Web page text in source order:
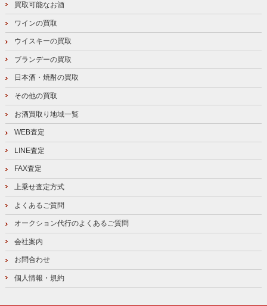
買取可能なお酒
ワインの買取
ウイスキーの買取
ブランデーの買取
日本酒・焼酎の買取
その他の買取
お酒買取り地域一覧
WEB査定
LINE査定
FAX査定
上乗せ査定方式
よくあるご質問
オークション代行のよくあるご質問
会社案内
お問合わせ
個人情報・規約